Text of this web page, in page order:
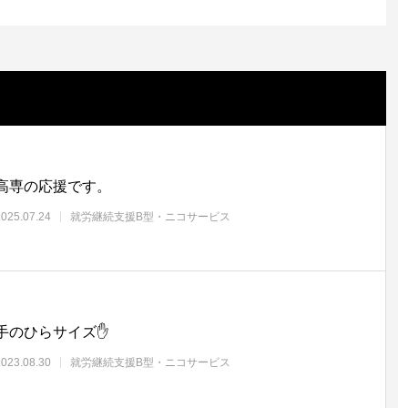
専の応援です。
就労継続支援B型・ニコサービス
のひらサイズ✋
就労継続支援B型・ニコサービス